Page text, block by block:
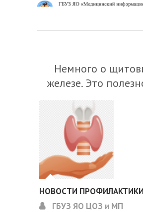
Немного о
железе. Это
НОВОСТИ ПРОФИЛАКТИКИ
ГБУЗ ЯО ЦОЗ и МП